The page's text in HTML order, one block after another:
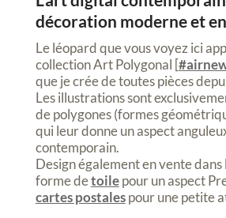
décoration moderne et
Le léopard que vous voyez ici
collection Art Polygonal [
que je crée de toutes pièces
Les illustrations sont
de polygones (formes
qui leur donne un aspect
contemporain.
Design également en vente
forme detoilepour un aspect
cartes postalespour une petite